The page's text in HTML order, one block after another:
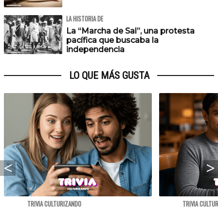
LA HISTORIA DE
La “Marcha de Sal”, una protesta
pacífica que buscaba la
independencia
LO QUE MÁS GUSTA
TRIVIA CULTURIZANDO
TRIVIA